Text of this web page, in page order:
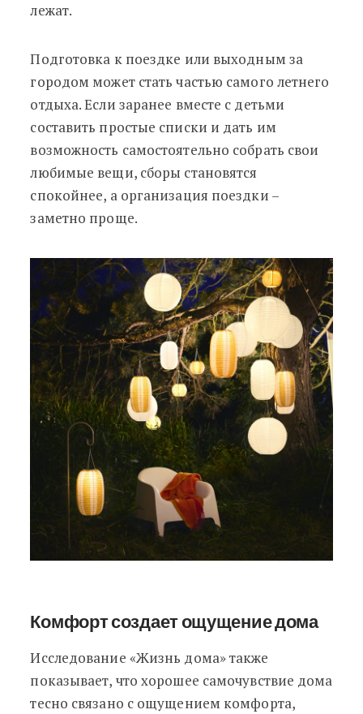
лежат.
Подготовка к поездке или выходным за
городом может стать частью самого летнего
отдыха. Если заранее вместе с детьми
составить простые списки и дать им
возможность самостоятельно собрать свои
любимые вещи, сборы становятся
спокойнее, а организация поездки –
заметно проще.
Комфорт создает ощущение дома
Исследование «Жизнь дома» также
показывает, что хорошее самочувствие дома
тесно связано с ощущением комфорта,